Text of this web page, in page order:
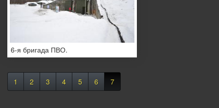
6-я бригада ПВО.
1 2 3 4 5 6 7